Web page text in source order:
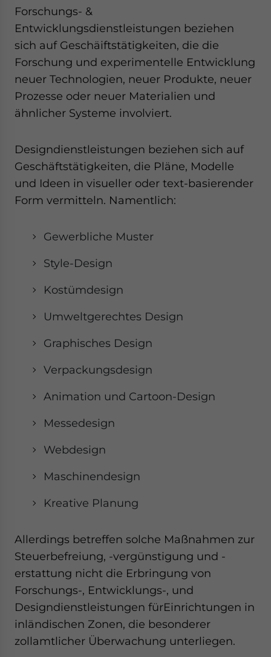
Forschungs- &
Entwicklungsdienstleistungen beziehen
sich auf Geschäiftstätigkeiten, die die
Forschung und experimentelle Entwicklung
neuer Technologien, neuer Produkte, neuer
Prozesse oder neuer Materialien und
ähnlicher Systeme involviert.
Designdienstleistungen beziehen sich auf
Geschäftstätigkeiten, die Pläne, Modelle
und Ideen in visueller oder text-basierender
Form vermitteln. Namentlich:
Gewerbliche Muster
Style-Design
Kostümdesign
Umweltgerechtes Design
Graphisches Design
Verpackungsdesign
Animation und Cartoon-Design
Messedesign
Webdesign
Maschinendesign
Kreative Planung
Allerdings betreffen solche Maßnahmen zur
Steuerbefreiung, -vergünstigung und -
erstattung nicht die Erbringung von
Forschungs-, Entwicklungs-, und
Designdienstleistungen fürEinrichtungen in
inländischen Zonen, die besonderer
zollamtlicher Überwachung unterliegen.